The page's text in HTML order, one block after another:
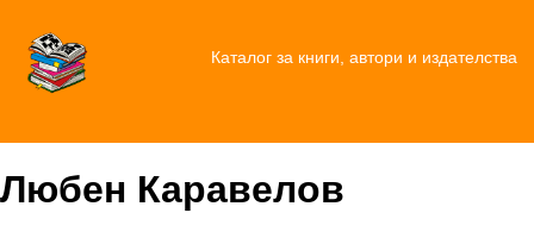
Каталог за книги, автори и издателства
Любен Каравелов